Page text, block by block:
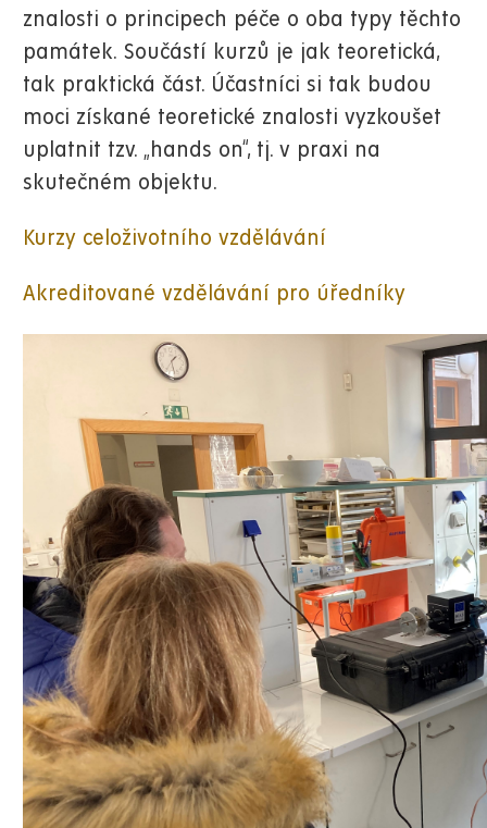
znalosti o principech péče o oba typy těchto
památek. Součástí kurzů je jak teoretická,
tak praktická část. Účastníci si tak budou
moci získané teoretické znalosti vyzkoušet
uplatnit tzv. „hands on“, tj. v praxi na
skutečném objektu.
Kurzy celoživotního vzdělávání
Akreditované vzdělávání pro úředníky